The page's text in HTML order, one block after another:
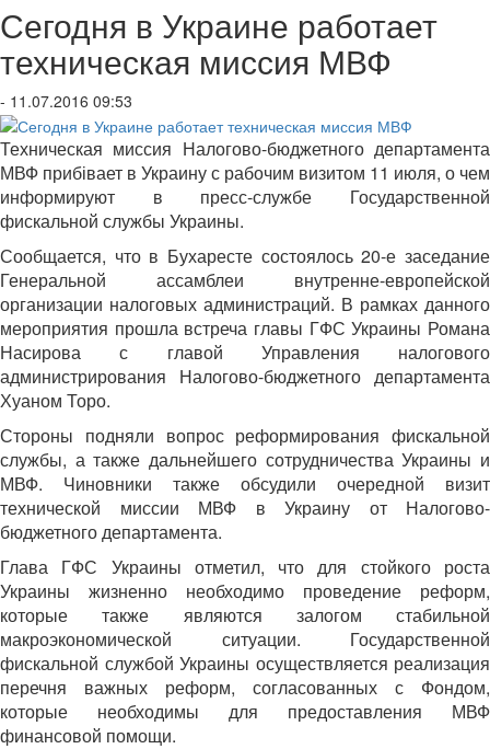
Сегодня в Украине работает
техническая миссия МВФ
- 11.07.2016 09:53
Техническая миссия Налогово-бюджетного департамента
МВФ прибівает в Украину с рабочим визитом 11 июля, о чем
информируют в пресс-службе Государственной
фискальной службы Украины.
Сообщается, что в Бухаресте состоялось 20-е заседание
Генеральной ассамблеи внутренне-европейской
организации налоговых администраций. В рамках данного
мероприятия прошла встреча главы ГФС Украины Романа
Насирова с главой Управления налогового
администрирования Налогово-бюджетного департамента
Хуаном Торо.
Стороны подняли вопрос реформирования фискальной
службы, а также дальнейшего сотрудничества Украины и
МВФ. Чиновники также обсудили очередной визит
технической миссии МВФ в Украину от Налогово-
бюджетного департамента.
Глава ГФС Украины отметил, что для стойкого роста
Украины жизненно необходимо проведение реформ,
которые также являются залогом стабильной
макроэкономической ситуации. Государственной
фискальной службой Украины осуществляется реализация
перечня важных реформ, согласованных с Фондом,
которые необходимы для предоставления МВФ
финансовой помощи.